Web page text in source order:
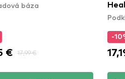
báza
€ 17,99 €
-